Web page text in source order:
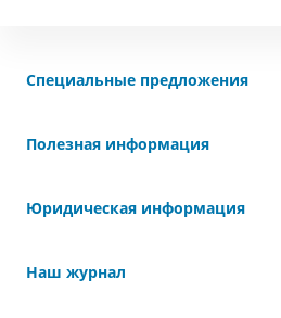
Специальные предложения
Полезная информация
Юридическая информация
Наш журнал